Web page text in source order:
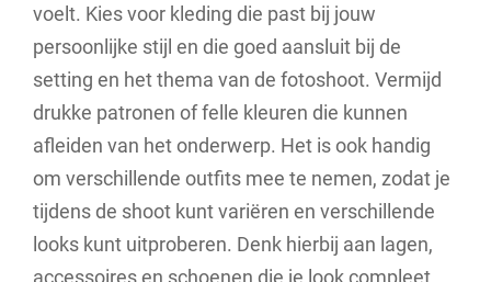
voelt. Kies voor kleding die past bij jouw
persoonlijke stijl en die goed aansluit bij de
setting en het thema van de fotoshoot. Vermijd
drukke patronen of felle kleuren die kunnen
afleiden van het onderwerp. Het is ook handig
om verschillende outfits mee te nemen, zodat je
tijdens de shoot kunt variëren en verschillende
looks kunt uitproberen. Denk hierbij aan lagen,
accessoires en schoenen die je look compleet